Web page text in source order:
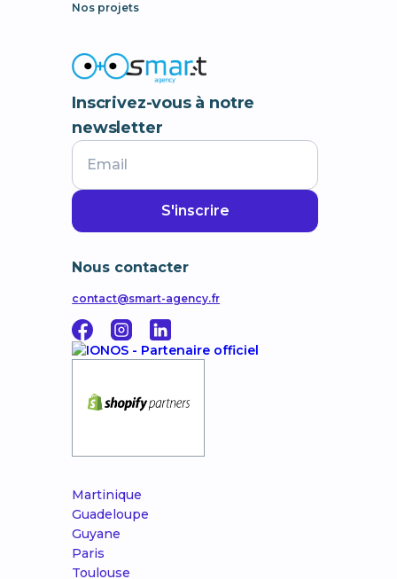
Inscrivez-vous à notre
newsletter
Nous contacter
contact@smart-agency.fr
Nos projets
Martinique
Guadeloupe
Guyane
Paris
Toulouse